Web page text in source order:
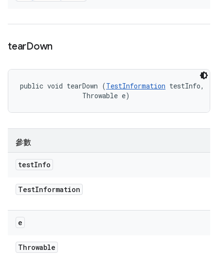
tearDown
public void tearDown (TestInformation testInfo,
                Throwable e)
參數
testInfo
TestInformation
e
Throwable